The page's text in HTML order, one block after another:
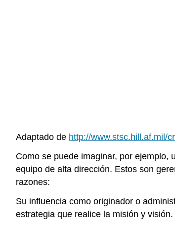
Adaptado de http://www.stsc.hill.af.mil/
Como se puede imaginar, por ejemplo,
equipo de alta dirección. Estos son
razones:
Su influencia como originador o
estrategia que realice la misión y